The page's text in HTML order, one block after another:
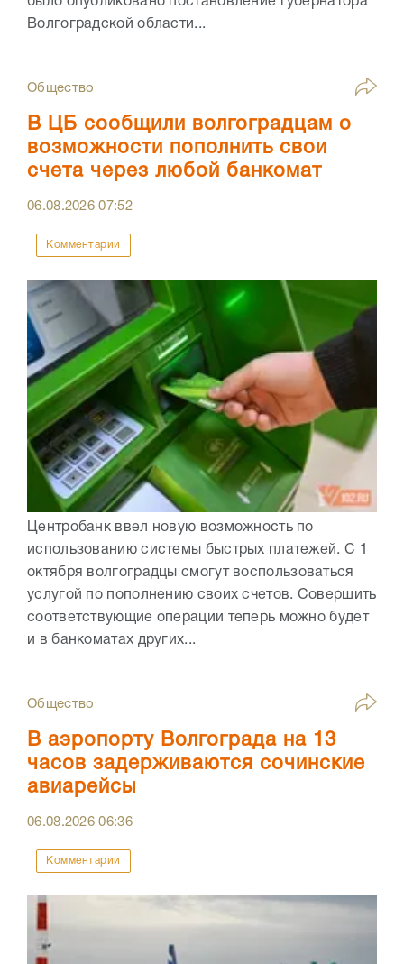
Волгоградской области...
Общество
В ЦБ сообщили волгоградцам о
возможности пополнить свои
счета через любой банкомат
06.08.202607:52
Комментарии
Центробанк ввел новую возможность по
использованию системы быстрых платежей. С 1
октября волгоградцы смогут воспользоваться
услугой по пополнению своих счетов. Совершить
соответствующие операции теперь можно будет
и в банкоматах других...
Общество
В аэропорту Волгограда на 13
часов задерживаются сочинские
авиарейсы
06.08.202606:36
Комментарии